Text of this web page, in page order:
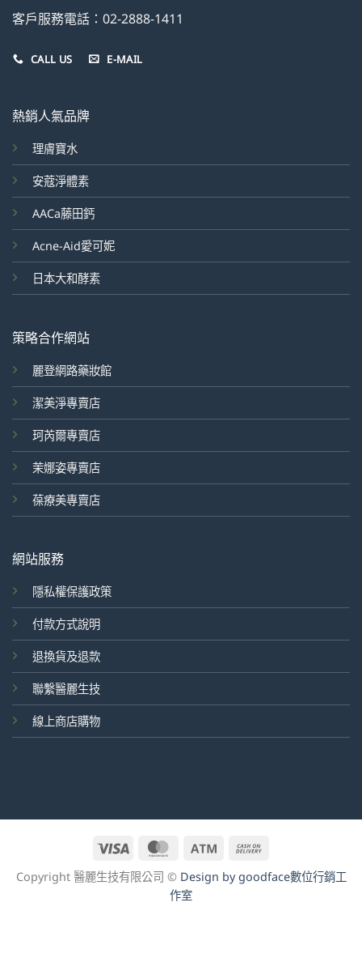
客戶服務電話：02-2888-1411
CALL US E-MAIL
熱銷人氣品牌
理膚寶水
安蔻淨體素
AACa藤田鈣
Acne-Aid愛可妮
日本大和酵素
策略合作網站
麗登網路藥妝館
潔美淨專賣店
珂芮爾專賣店
茉娜姿專賣店
葆療美專賣店
網站服務
隱私權保護政策
付款方式說明
退換貨及退款
聯繫醫麗生技
線上商店購物
Visa MasterCard
Atm
Delivery
Copyright 醫麗生技有限公司 © Design by goodface數位行銷工
作室